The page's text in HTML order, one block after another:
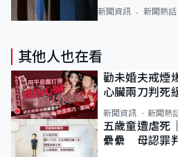
新聞資訊 新聞熱話
其他人也在看
勸未婚夫戒煙
心臟兩刀判
新聞資訊 新聞熱
五歲童遭虐死
纍纍 母認罪